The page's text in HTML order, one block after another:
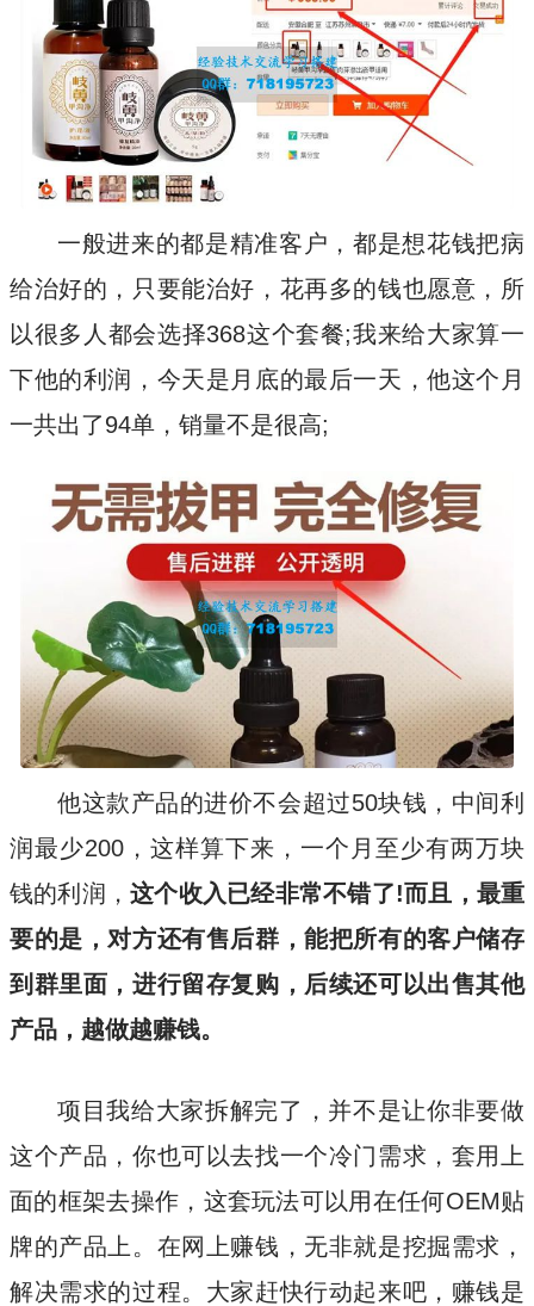
一般进来的都是精准客户，都是想花钱把病
给治好的，只要能治好，花再多的钱也愿意，所
以很多人都会选择368这个套餐;我来给大家算一
下他的利润，今天是月底的最后一天，他这个月
一共出了94单，销量不是很高;
他这款产品的进价不会超过50块钱，中间利
润最少200，这样算下来，一个月至少有两万块
钱的利润，这个收入已经非常不错了!而且，最重
要的是，对方还有售后群，能把所有的客户储存
到群里面，进行留存复购，后续还可以出售其他
产品，越做越赚钱。
项目我给大家拆解完了，并不是让你非要做
这个产品，你也可以去找一个冷门需求，套用上
面的框架去操作，这套玩法可以用在任何OEM贴
牌的产品上。在网上赚钱，无非就是挖掘需求，
解决需求的过程。大家赶快行动起来吧，赚钱是